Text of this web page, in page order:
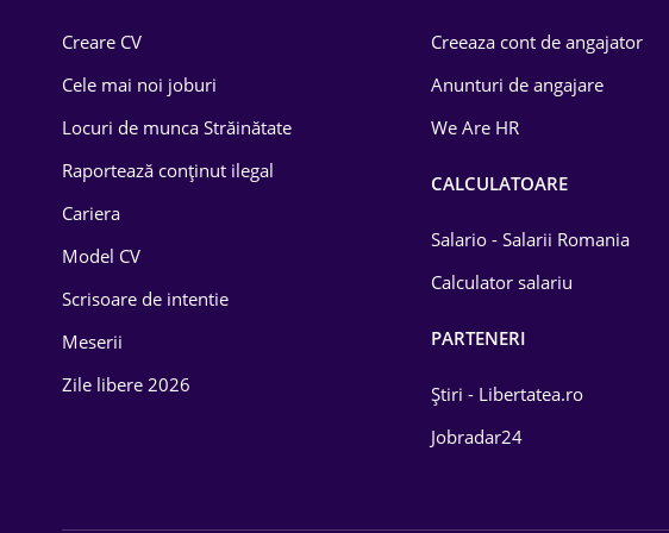
Drept
Educație / Training
Energetică
Farma
Creare CV
Cele mai noi joburi
Locuri de munca Străinătate
Raportează conținut ilegal
Cariera
Model CV
Scrisoare de intentie
Meserii
Zile libere 2026
Creeaza cont de angajator
Anunturi de angajare
We Are HR
CALCULATOARE
Salario - Salarii Romania
Calculator salariu
PARTENERI
Știri - Libertatea.ro
Jobradar24